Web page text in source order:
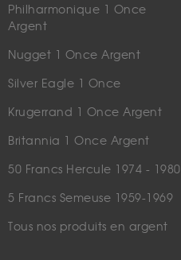
Philharmonique 1 Once
Argent
Nugget 1 Once Argent
Silver Eagle 1 Once
Krugerrand 1 Once Argent
Britannia 1 Once Argent
50 Francs Hercule 1974 - 1980
5 Francs Semeuse 1959-1969
Tous nos produits en argent